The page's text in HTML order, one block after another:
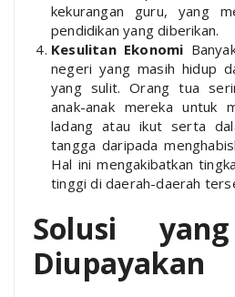
kekurangan guru, yang
pendidikan yang diberikan.
Kesulitan Ekonomi
negeri yang masih hidup
yang sulit. Orang tua
anak-anak mereka untuk
ladang atau ikut serta
tangga daripada
Hal ini mengakibatkan
tinggi di daerah-daerah
Solusi
Diupayakan